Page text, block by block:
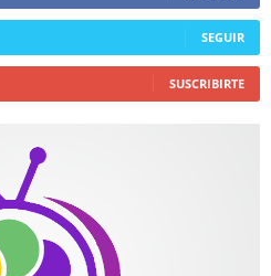
SEGUIR
SUSCRIBIRTE